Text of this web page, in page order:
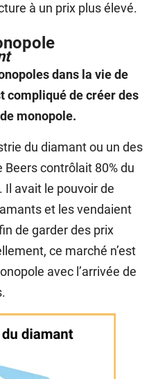
à un prix plus élevé.
dans la vie de
compliqué de créer des
monopole.
du diamant ou un des
Beers contrôlait 80% du
Il avait le pouvoir de
et les vendaient
de garder des prix
ce marché n’est
avec l’arrivée de